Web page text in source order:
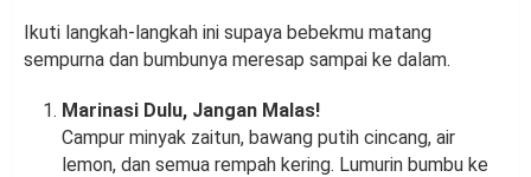
Ikuti langkah-langkah ini supaya bebekmu matang
sempurna dan bumbunya meresap sampai ke dalam.
Marinasi Dulu, Jangan Malas!
Campur minyak zaitun, bawang putih cincang, air
lemon, dan semua rempah kering. Lumurin bumbu ke